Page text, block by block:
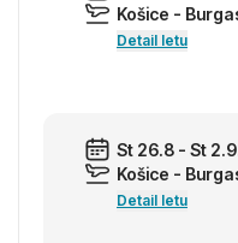
Košice -
Detail letu
St 26.8 - St
Košice -
Detail letu